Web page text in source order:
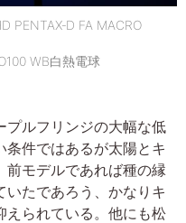
PENTAX‐D FA MACRO
WB白熱電球
ルフリンジの大幅な低
件ではあるが太陽とキ
前モデルであれば種の縁
たであろう、かなりキ
えられている。他にも松